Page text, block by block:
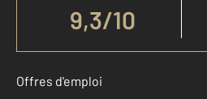
9,3/10
Offres d'emploi